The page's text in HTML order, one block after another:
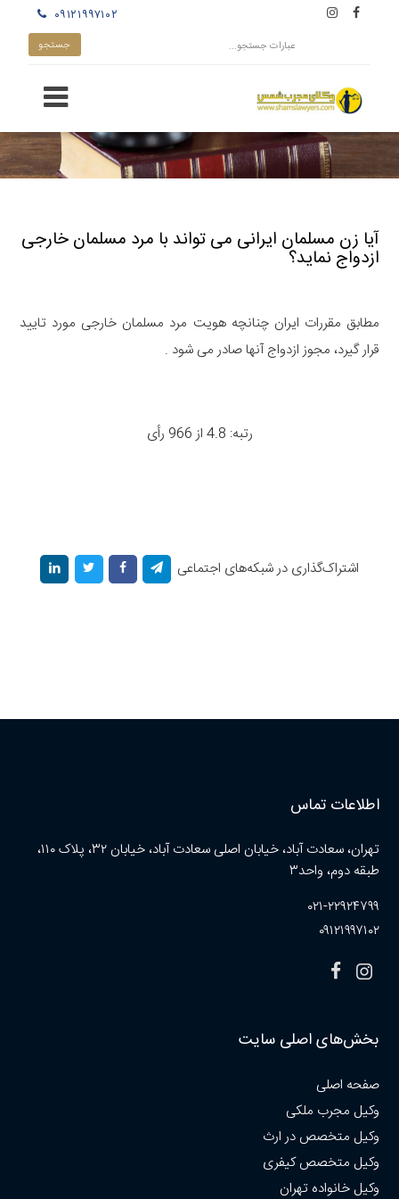
۰۹۱۲۱۹۹۷۱۰۲
آیا زن مسلمان ایرانی می تواند با مرد مسلمان خارجی
ازدواج نماید؟
مطابق مقررات ایران چنانچه هویت مرد مسلمان خارجی مورد تایید
قرار گیرد، مجوز ازدواج آنها صادر می شود .
رتبه: 4.8 از 966 رأی
اشتراک‌گذاری در شبکه‌های اجتماعی
اطلاعات تماس
تهران، سعادت آباد، خیابان اصلی سعادت آباد، خیابان ۳۲، پلاک ۱۱۰،
طبقه دوم، واحد۳
۰۲۱-۲۲۹۲۴۷۹۹
۰۹۱۲۱۹۹۷۱۰۲
بخش‌های اصلی سایت
صفحه اصلی
وکیل مجرب ملکی
وکیل متخصص در ارث
وکیل متخصص کیفری
وکیل خانواده تهران